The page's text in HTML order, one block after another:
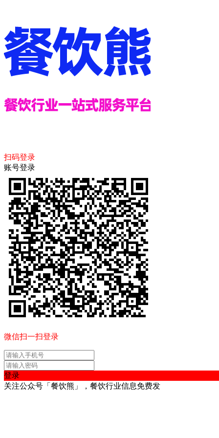
扫码登录
账号登录
微信扫一扫登录
登录
关注公众号「餐饮熊」，餐饮行业信息免费发